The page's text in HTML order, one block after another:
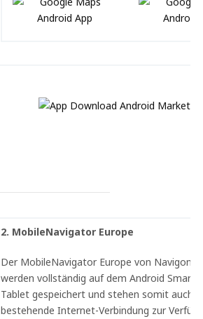
2. MobileNavigator Europe
Der MobileNavigator Europe von Navigon.
werden vollständig auf dem Android
Tablet gespeichert und stehen somit auch
bestehende Internet-Verbindung zur